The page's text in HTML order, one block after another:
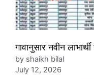
गावानुसार नवीन
by shaikh bilal
July 12, 2026